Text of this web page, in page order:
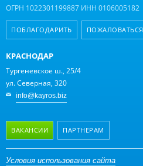
ОГРН 1022301199887 ИНН 0106005182
ПОБЛАГОДАРИТЬ ПОЖАЛОВАТЬСЯ
КРАСНОДАР
Тургеневское ш., 25/4
ул. Северная, 320
info@kayros.biz
ВАКАНСИИ ПАРТНЕРАМ
Дизайнерам
Условия использования сайта